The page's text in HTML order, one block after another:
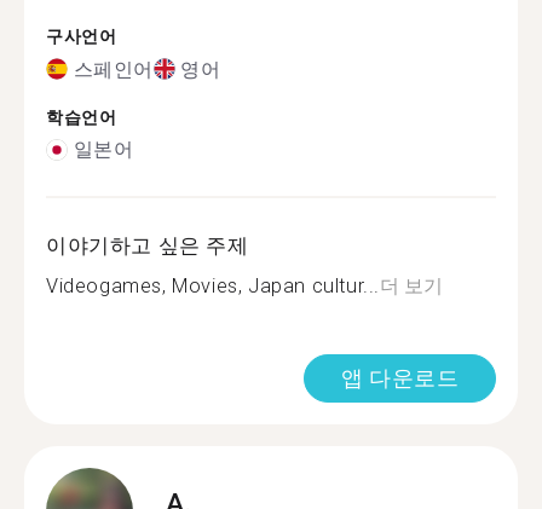
구사언어
스페인어 영어
학습언어
일본어
이야기하고 싶은 주제
Videogames, Movies, Japan cultur...더 보기
앱 다운로드
A.